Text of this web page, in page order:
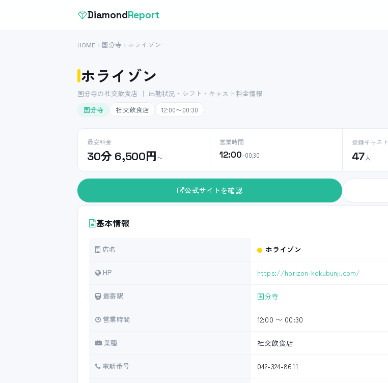
DiamondReport
HOME 国分寺 ホライゾン
ホライゾン
国分寺の社交飲食店 ｜ 出勤状況・シフト・キャスト料金情報
国分寺
社交飲食店 12:00〜00:30
最安料金
30分 6,500円〜
営業時間
12:00–00:30
登録キャスト
47人
公式サイトを確認
基本情報
店名 ホライゾン
HP https://horizon-kokubunji.com/
最寄駅 国分寺
営業時間 12:00 〜 00:30
業種 社交飲食店
電話番号 042-324-8611